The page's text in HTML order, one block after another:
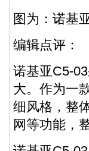
图为：诺基
编辑点评：
诺基亚C5-
大。作为一
细风格，整
网等功能，